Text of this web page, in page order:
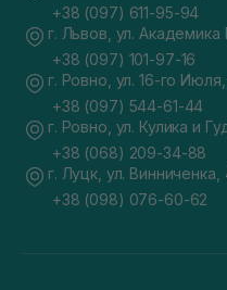
+38 (097) 611-95-94
г. Львов, ул.
+38 (097) 101-97-16
г. Ровно, ул. 16-го Июля,
+38 (097) 544-61-44
г. Ровно, ул. Кулика и
+38 (068) 209-34-88
г. Луцк, ул. Винниченка,
+38 (098) 076-60-62